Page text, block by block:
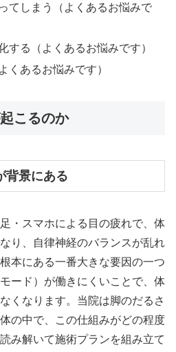
てしまう（よくあるお悩みで
する（よくあるお悩みです）
くあるお悩みです）
こるのか
背景にある
・スマホによる目の疲れで、体
り、自律神経のバランスが乱れ
本にある一番大きな要因の一つ
ード）が働きにくいことで、体
くなります。当院は脚のだるさ
の中で、この仕組みがどの程度
み解いて施術プランを組み立て